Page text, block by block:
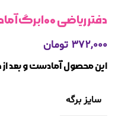
دفتر ریاضی ۱۰۰برگ آماده ارسال فوری
۳۷۲,۰۰۰ تومان
این محصول آمادست و بعد از
سایز برگه